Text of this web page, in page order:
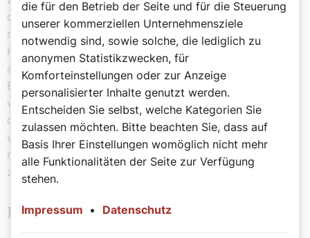
der Bauern. Mit dem Längerwerden der Tage konnte
man wieder mehr Arbeiten im Freien verrichten. Für
Knechte und Mägde auf Bauernhöfen war Lichtmess in
alter Zeit ein Feiertag: Am 2. Februar bekamen die
Bediensteten ihren Lohn und ein paar Tage frei. Es
wurde
darüber entschieden, ob die Knechte und Mägde
weiterhin auf dem Hof arbeiten würden oder sich eine
neue Dienststelle suchen mussten. Wenn beide Seiten
zufrieden waren, spendierten die Bauern ein Festmahl.
Kerzensegnung zu Mariä Lichtmess
die für den Betrieb der Seite und für die Steuerung
unserer kommerziellen Unternehmensziele
notwendig sind, sowie solche, die lediglich zu
anonymen Statistikzwecken, für
Komforteinstellungen oder zur Anzeige
personalisierter Inhalte genutzt werden.
Entscheiden Sie selbst, welche Kategorien Sie
zulassen möchten. Bitte beachten Sie, dass auf
Basis Ihrer Einstellungen womöglich nicht mehr
alle Funktionalitäten der Seite zur Verfügung
stehen.
Impressum • Datenschutz